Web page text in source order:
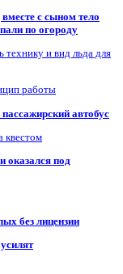
с сыном тело
по огороду
и вид льда для
работы
автобус
квестом
оказался под
без лицензии